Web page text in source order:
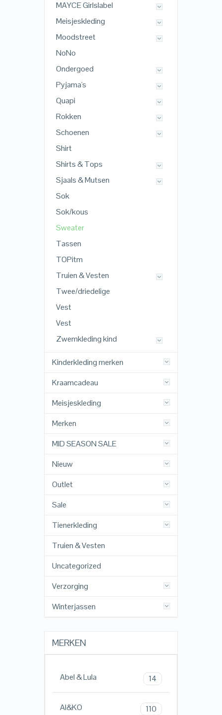
MAYCE Girlslabel
Meisjeskleding
Moodstreet
NoNo
Ondergoed
Pyjama's
Quapi
Rokken
Schoenen
Shirt
Shirts & Tops
Sjaals & Mutsen
Sok
Sok/kous
Sweater
Tassen
TOPitm
Truien & Vesten
Twee/driedelige
Vest
Vest
Zwemkleding kind
Kinderkleding merken
Kraamcadeau
Meisjeskleding
Merken
MID SEASON SALE
Nieuw
Outlet
Sale
Tienerkleding
Truien & Vesten
Uncategorized
Verzorging
Winterjassen
MERKEN
Abel & Lula 14
AI&KO 110